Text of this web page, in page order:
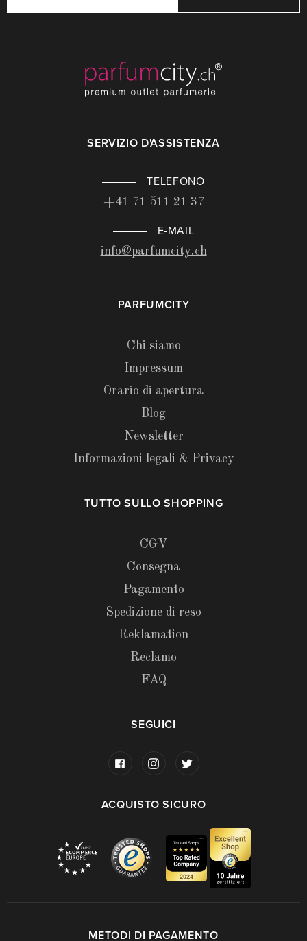
SERVIZIO D'ASSISTENZA
TELEFONO
+41 71 511 21 37
E-MAIL
info@parfumcity.ch
PARFUMCITY
Chi siamo
Impressum
Orario di apertura
Blog
Newsletter
Informazioni legali & Privacy
TUTTO SULLO SHOPPING
CGV
Consegna
Pagamento
Spedizione di reso
Reklamation
Reclamo
FAQ
SEGUICI
ACQUISTO SICURO
METODI DI PAGAMENTO